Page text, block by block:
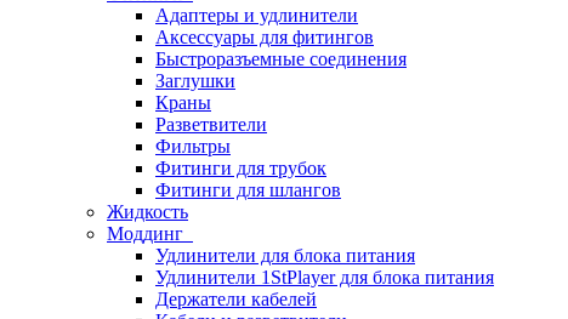
Адаптеры и удлинители
Аксессуары для фитингов
Быстроразъемные соединения
Заглушки
Краны
Разветвители
Фильтры
Фитинги для трубок
Фитинги для шлангов
Жидкость
Моддинг
Удлинители для блока питания
Удлинители 1StPlayer для блока питания
Держатели кабелей